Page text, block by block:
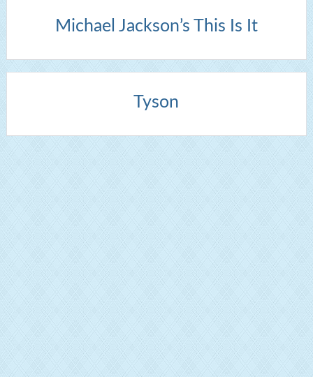
Michael Jackson’s This Is It
Tyson